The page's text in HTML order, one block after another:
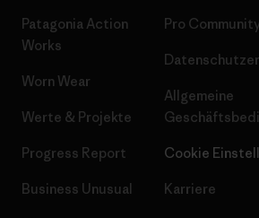
Patagonia Action
Works
Worn Wear
Werte & Projekte
Progress Report
Business Unusual
Pro
Allgemeine
Cookie
Karriere